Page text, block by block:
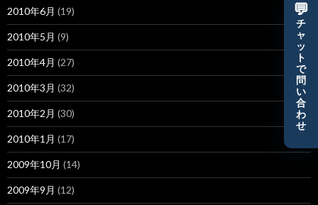
2010年6月 (19)
2010年5月 (9)
2010年4月 (27)
2010年3月 (32)
2010年2月 (30)
2010年1月 (17)
2009年10月 (14)
2009年9月 (12)
💬
チ
ャ
ッ
ト
で
問
い
合
わ
せ